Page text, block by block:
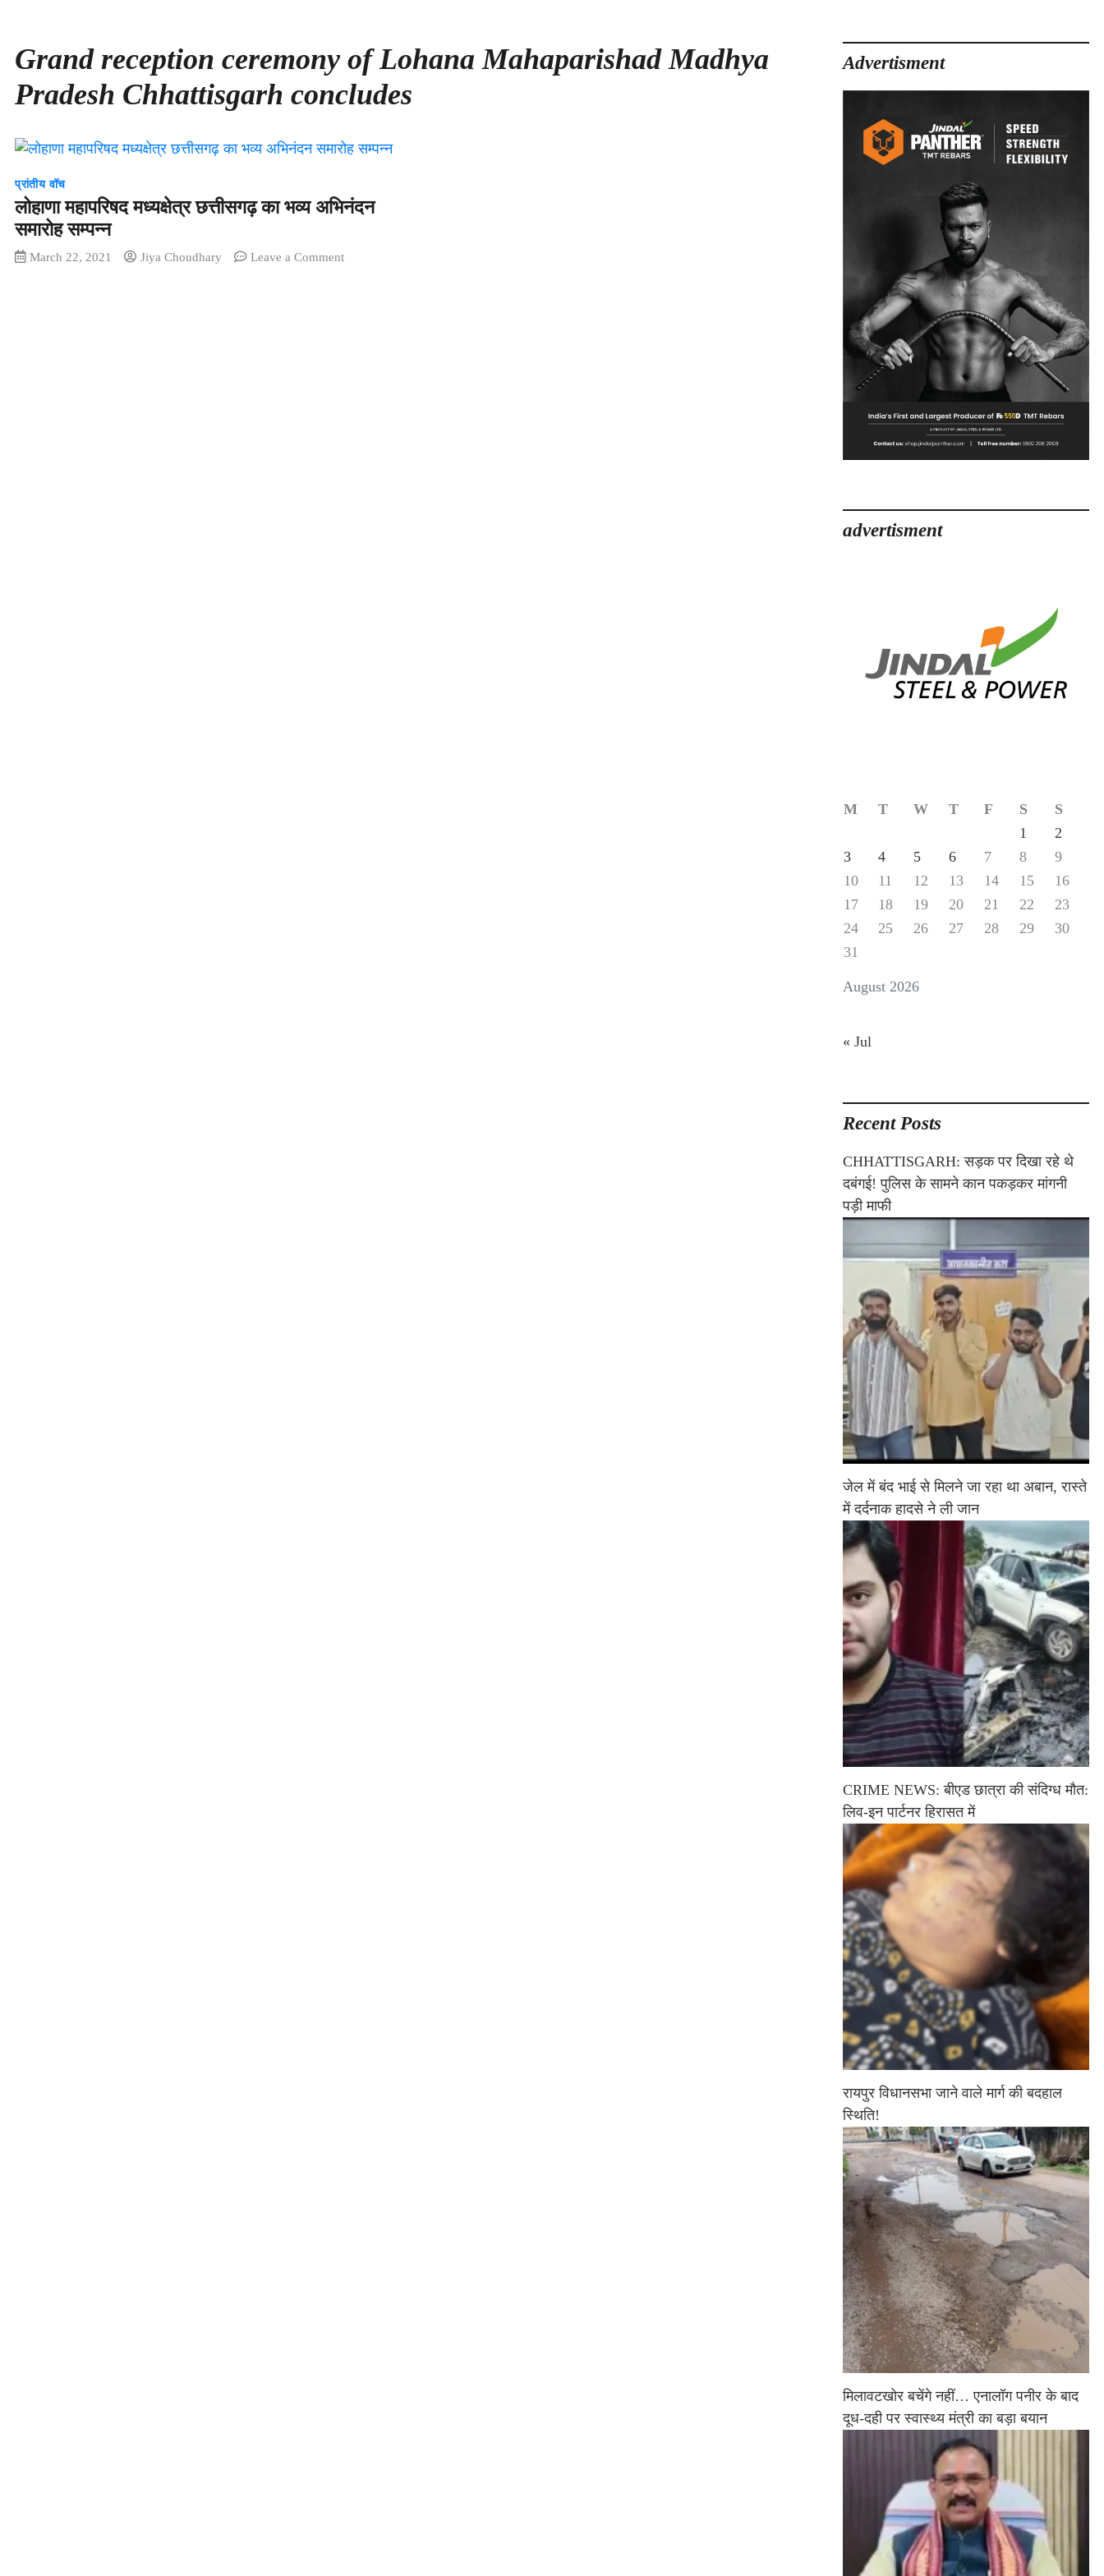
Grand reception ceremony of Lohana Mahaparishad Madhya
Pradesh Chhattisgarh concludes
प्रांतीय वॉच
लोहाणा महापरिषद मध्यक्षेत्र छत्तीसगढ़ का भव्य अभिनंदन
समारोह सम्पन्न
March 22, 2021 Jiya Choudhary Leave a Commenton
Advertisment
advertisment
August 2026
M T W T F S
S
1
2
3
4 5 6 7 8
9
10
11 12 13 14 15
16
17
18 19 20 21 22
23
24
25 26 27 28 29
30
31
« Jul
Recent Posts
CHHATTISGARH: सड़क पर दिखा रहे थे
दबंगई! पुलिस के सामने कान पकड़कर मांगनी
पड़ी माफी
जेल में बंद भाई से मिलने जा रहा था अबान, रास्ते
में दर्दनाक हादसे ने ली जान
CRIME NEWS: बीएड छात्रा की संदिग्ध मौत:
लिव-इन पार्टनर हिरासत में
रायपुर विधानसभा जाने वाले मार्ग की बदहाल
स्थिति!
मिलावटखोर बचेंगे नहीं… एनालॉग पनीर के बाद
दूध-दही पर स्वास्थ्य मंत्री का बड़ा बयान